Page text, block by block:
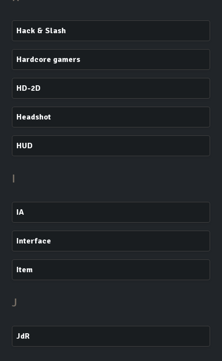
Hack & Slash
Hardcore gamers
HD-2D
Headshot
HUD
I
IA
Interface
Item
J
JdR